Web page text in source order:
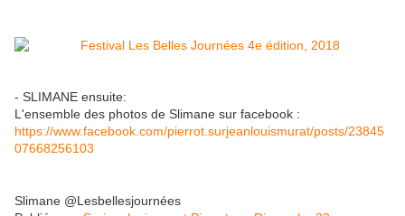
- SLIMANE ensuite:
L'ensemble des photos de Slimane sur facebook :
https://www.facebook.com/pierrot.surjeanlouismurat/posts/23845
07668256103
Slimane @Lesbellesjournées